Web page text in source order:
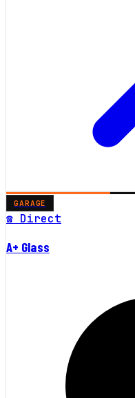
GARAGE
☎ Direct
A+ Glass